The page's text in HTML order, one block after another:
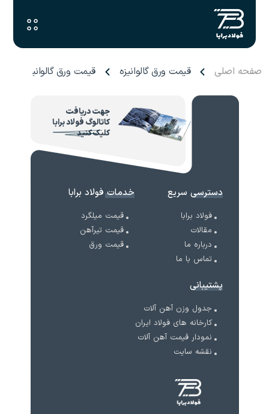
صفحه اصلی قیمت ورق گالوانیزه قیمت ورق گالوانیزه
جهت دریافت
کاتالوگ فولاد برابا
کلیک کنید
دسترسی سریع
فولاد برابا
مقالات
درباره ما
تماس با ما
خدمات فولاد برابا
قیمت میلگرد
قیمت تیرآهن
قیمت ورق
پشتیبانی
جدول وزن آهن آلات
کارخانه های فولاد ایران
نمودار قیمت آهن آلات
نقشه سایت